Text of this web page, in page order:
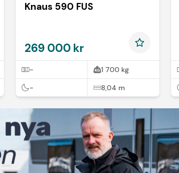
Knaus 590 FUS
269 000 kr
- 1 700 kg
- 8,04 m